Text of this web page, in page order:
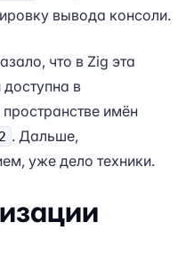
вывода консоли.
что в Zig эта
в
имён
. Дальше,
уже дело техники.